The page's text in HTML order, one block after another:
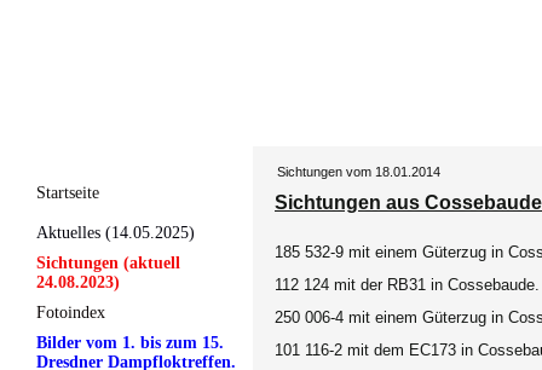
Startseite
Aktuelles (14.05.2025)
Sichtungen (aktuell
24.08.2023)
Fotoindex
Bilder vom 1. bis zum 15.
Dresdner Dampfloktreffen.
Sichtungen vom 18.01.2014
Sichtungen aus
185 532-9 mit einem Güterzug in
112 124 mit der RB31 in
250 006-4 mit einem Güterzug in
101 116-2 mit dem EC173 in